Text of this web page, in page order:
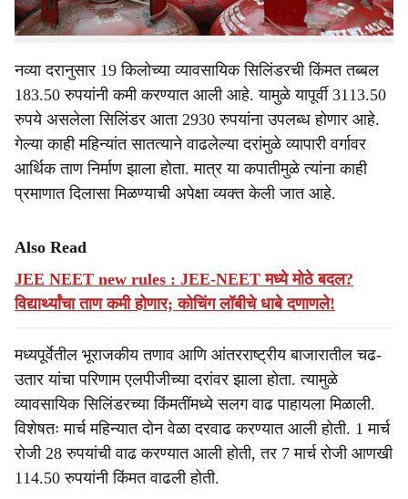
आहे.
नव्या दरानुसार 19 किलोच्या व्यावसायिक सिलिंडरची किंमत तब्बल
183.50 रुपयांनी कमी करण्यात आली आहे. यामुळे यापूर्वी 3113.50
रुपये असलेला सिलिंडर आता 2930 रुपयांना उपलब्ध होणार आहे.
गेल्या काही महिन्यांत सातत्याने वाढलेल्या दरांमुळे व्यापारी वर्गावर
आर्थिक ताण निर्माण झाला होता. मात्र या कपातीमुळे त्यांना काही
प्रमाणात दिलासा मिळण्याची अपेक्षा व्यक्त केली जात आहे.
Also Read
JEE NEET new rules : JEE-NEET मध्ये मोठे बदल?
विद्यार्थ्यांचा ताण कमी होणार; कोचिंग लॉबीचे धाबे दणाणले!
मध्यपूर्वेतील भूराजकीय तणाव आणि आंतरराष्ट्रीय बाजारातील चढ-
उतार यांचा परिणाम एलपीजीच्या दरांवर झाला होता. त्यामुळे
व्यावसायिक सिलिंडरच्या किंमतींमध्ये सलग वाढ पाहायला मिळाली.
विशेषतः मार्च महिन्यात दोन वेळा दरवाढ करण्यात आली होती. 1 मार्च
रोजी 28 रुपयांची वाढ करण्यात आली होती, तर 7 मार्च रोजी आणखी
114.50 रुपयांनी किंमत वाढली होती.